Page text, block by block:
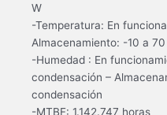
W
-Temperatura: En
Almacenamiento: -10 a 70
-Humedad : En
condensación –
condensación
-MTBF: 1.142.747 horas